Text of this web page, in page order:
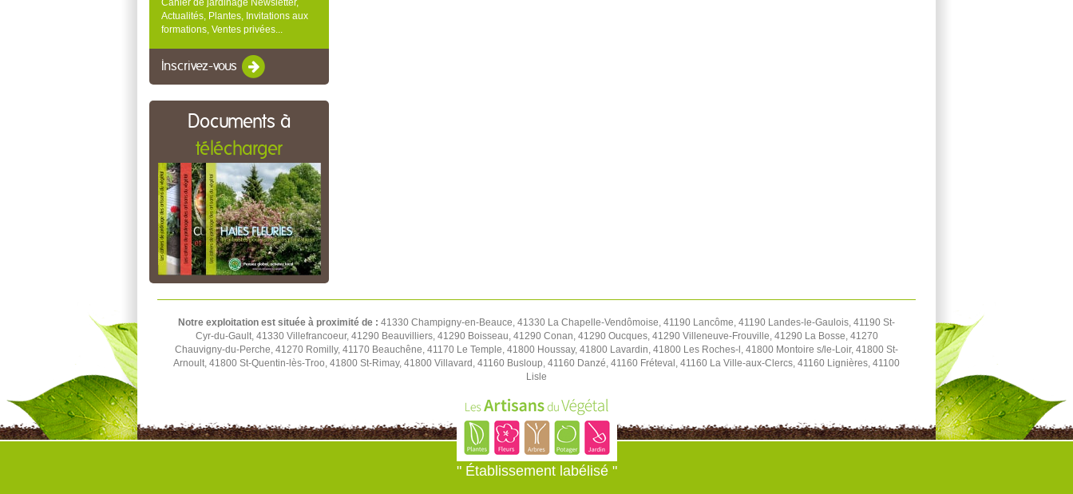
Actualités, Plantes, Invitations aux
formations, Ventes privées...
Inscrivez-vous
Documents à
télécharger
Notre exploitation est située à proximité de : 41330 Champigny-en-Beauce, 41330 La Chapelle-Vendômoise, 41190 Lancôme, 41190 Landes-le-Gaulois, 41190 St-
Cyr-du-Gault, 41330 Villefrancoeur, 41290 Beauvilliers, 41290 Boisseau, 41290 Conan, 41290 Oucques, 41290 Villeneuve-Frouville, 41290 La Bosse, 41270
Chauvigny-du-Perche, 41270 Romilly, 41170 Beauchêne, 41170 Le Temple, 41800 Houssay, 41800 Lavardin, 41800 Les Roches-l, 41800 Montoire s/le-Loir, 41800 St-
Arnoult, 41800 St-Quentin-lès-Troo, 41800 St-Rimay, 41800 Villavard, 41160 Busloup, 41160 Danzé, 41160 Fréteval, 41160 La Ville-aux-Clercs, 41160 Lignières, 41100
Lisle
" Établissement labélisé "